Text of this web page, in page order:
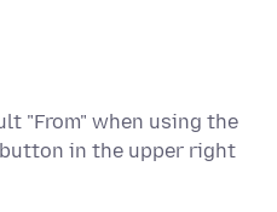
"From" when using the
in the upper right